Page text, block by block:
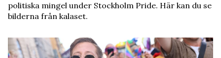
politiska mingel under Stockholm Pride. Här kan du se
bilderna från kalaset.